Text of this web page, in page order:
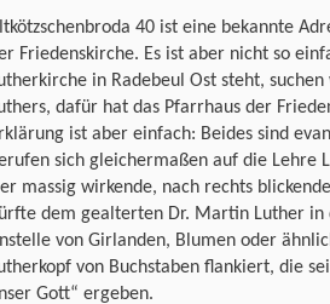
40 ist eine bekannte
Friedenskirche. Es ist aber nicht so
in Radebeul Ost steht,
dafür hat das Pfarrhaus der
ist aber einfach: Beides sind
sich gleichermaßen auf die Lehre
massig wirkende, nach rechts
dem gealterten Dr. Martin Luther
von Girlanden, Blumen oder
von Buchstaben flankiert, die
Gott“ ergeben.